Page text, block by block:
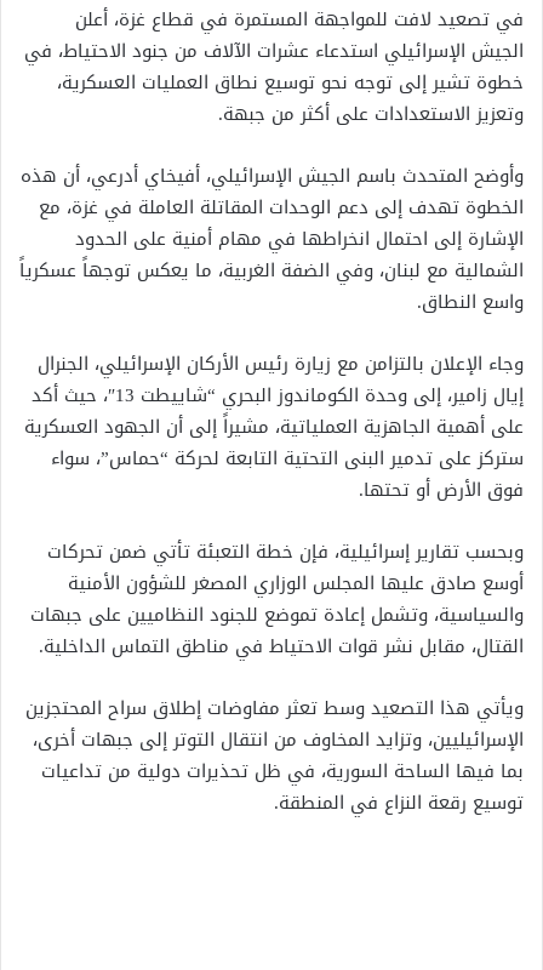
في تصعيد لافت للمواجهة المستمرة في قطاع غزة، أعلن
الجيش الإسرائيلي استدعاء عشرات الآلاف من جنود الاحتياط، في
خطوة تشير إلى توجه نحو توسيع نطاق العمليات العسكرية،
وتعزيز الاستعدادات على أكثر من جبهة.
وأوضح المتحدث باسم الجيش الإسرائيلي، أفيخاي أدرعي، أن هذه
الخطوة تهدف إلى دعم الوحدات المقاتلة العاملة في غزة، مع
الإشارة إلى احتمال انخراطها في مهام أمنية على الحدود
الشمالية مع لبنان، وفي الضفة الغربية، ما يعكس توجهاً عسكرياً
واسع النطاق.
وجاء الإعلان بالتزامن مع زيارة رئيس الأركان الإسرائيلي، الجنرال
إيال زامير، إلى وحدة الكوماندوز البحري “شاييطت 13″، حيث أكد
على أهمية الجاهزية العملياتية، مشيراً إلى أن الجهود العسكرية
ستركز على تدمير البنى التحتية التابعة لحركة “حماس”، سواء
فوق الأرض أو تحتها.
وبحسب تقارير إسرائيلية، فإن خطة التعبئة تأتي ضمن تحركات
أوسع صادق عليها المجلس الوزاري المصغر للشؤون الأمنية
والسياسية، وتشمل إعادة تموضع للجنود النظاميين على جبهات
القتال، مقابل نشر قوات الاحتياط في مناطق التماس الداخلية.
ويأتي هذا التصعيد وسط تعثر مفاوضات إطلاق سراح المحتجزين
الإسرائيليين، وتزايد المخاوف من انتقال التوتر إلى جبهات أخرى،
بما فيها الساحة السورية، في ظل تحذيرات دولية من تداعيات
توسيع رقعة النزاع في المنطقة.